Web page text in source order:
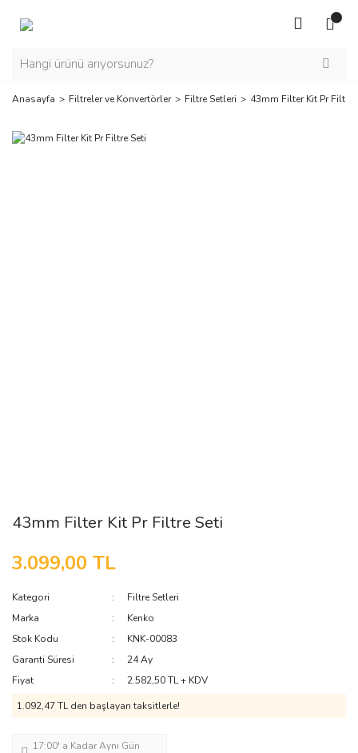
Anasayfa Filtreler ve Konvertörler Filtre Setleri 43mm Filter Kit Pr Filtre
43mm Filter Kit Pr Filtre Seti
3.099,00 TL
Kategori
Filtre Setleri
Marka
Kenko
Stok Kodu
KNK-00083
Garanti Süresi
24 Ay
Fiyat
2.582,50 TL + KDV
1.092,47 TL den başlayan taksitlerle!
17:00' a Kadar Aynı Gün